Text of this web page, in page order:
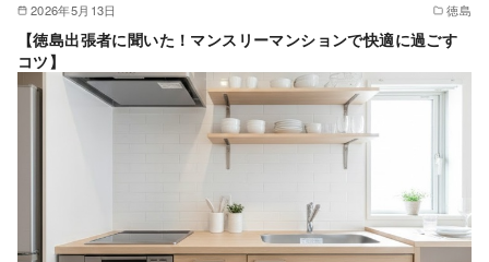
2026年5月13日 徳島
【徳島出張者に聞いた！マンスリーマンションで快適に過ごす
コツ】